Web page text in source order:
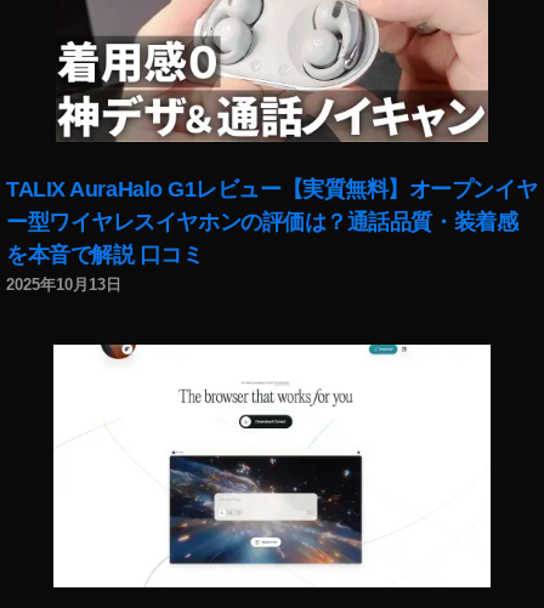
信
ー
ビ
ス
TALIX AuraHalo G1レビュー【実質無料】オープンイヤ
ー型ワイヤレスイヤホンの評価は？通話品質・装着感
を本音で解説 口コミ
2025年10月13日